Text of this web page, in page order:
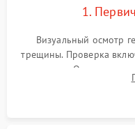
Экран (дисплей)
1.
Визуальный осмотр
трещины. Проверка
зарядки. Оценка
проверка базовых